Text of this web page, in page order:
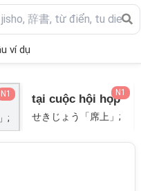
ví dụ
;
N1 tại cuộc hội họp
せきじょう「席上」;
N1